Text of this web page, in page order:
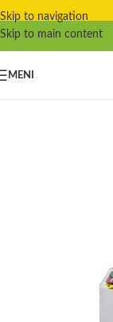
Skip to navigation
Skip to main content
MENI